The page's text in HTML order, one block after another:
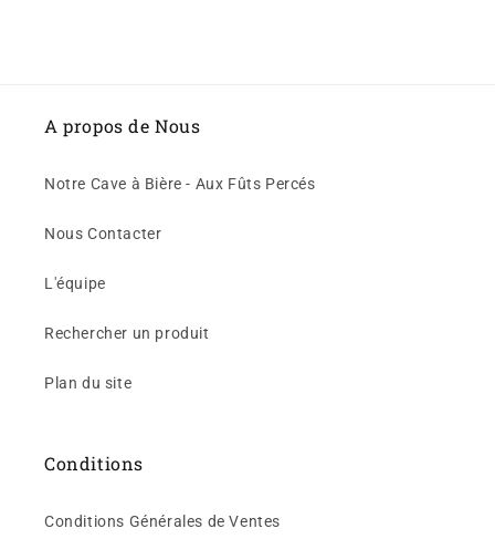
A propos de Nous
Notre Cave à Bière - Aux Fûts Percés
Nous Contacter
L'équipe
Rechercher un produit
Plan du site
Conditions
Conditions Générales de Ventes